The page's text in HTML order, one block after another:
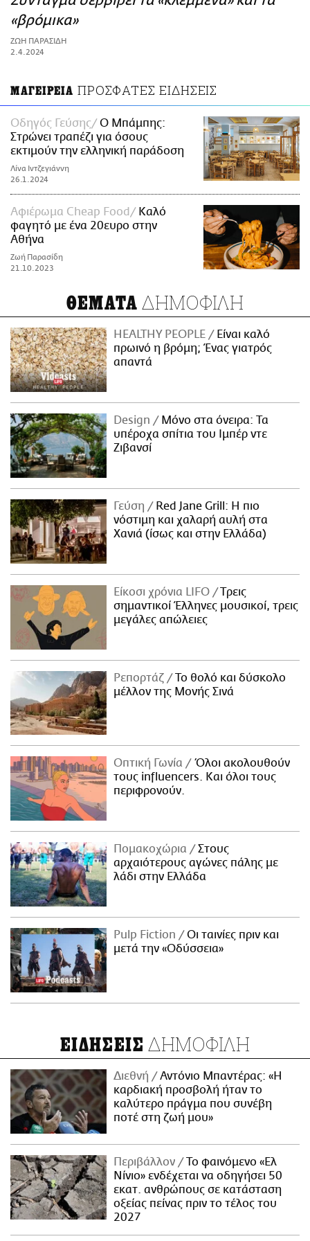
ΑΜΠΑ
PRINT
«βρόμικα»
ΖΩΗ ΠΑΡΑΣΙΔΗ
2.4.2024
ΜΑΓΕΙΡΕΙΑ ΠΡΟΣΦΑΤΕΣ ΕΙΔΗΣΕΙΣ
Οδηγός Γεύσης
Ο Μπάμπης:
Στρώνει τραπέζι για όσους
εκτιμούν την ελληνική παράδοση
Λίνα Ιντζεγιάννη
26.1.2024
Αφιέρωμα Cheap Food
Καλό
φαγητό με ένα 20ευρο στην
Αθήνα
Ζωή Παρασίδη
21.10.2023
ΘΕΜΑΤΑ ΔΗΜΟΦΙΛΗ
HEALTHY PEOPLE
Είναι καλό
πρωινό η βρόμη; Ένας γιατρός
απαντά
Design
Μόνο στα όνειρα: Τα
υπέροχα σπίτια του Ιμπέρ ντε
Ζιβανσί
Γεύση
Red Jane Grill: Η πιο
νόστιμη και χαλαρή αυλή στα
Χανιά (ίσως και στην Ελλάδα)
Είκοσι χρόνια LIFO
Tρεις
σημαντικοί Έλληνες μουσικοί, τρεις
μεγάλες απώλειες
Ρεπορτάζ
Το θολό και δύσκολο
μέλλον της Μονής Σινά
Οπτική Γωνία
Όλοι ακολουθούν
τους influencers. Και όλοι τους
περιφρονούν.
Πομακοχώρια
Στους
αρχαιότερους αγώνες πάλης με
λάδι στην Ελλάδα
Pulp Fiction
Οι ταινίες πριν και
μετά την «Οδύσσεια»
ΕΙΔΗΣΕΙΣ ΔΗΜΟΦΙΛΗ
Διεθνή
Αντόνιο Μπαντέρας: «Η
καρδιακή προσβολή ήταν το
καλύτερο πράγμα που συνέβη
ποτέ στη ζωή μου»
Περιβάλλον
Το φαινόμενο «Ελ
Νίνιο» ενδέχεται να οδηγήσει 50
εκατ. ανθρώπους σε κατάσταση
οξείας πείνας πριν το τέλος του
2027